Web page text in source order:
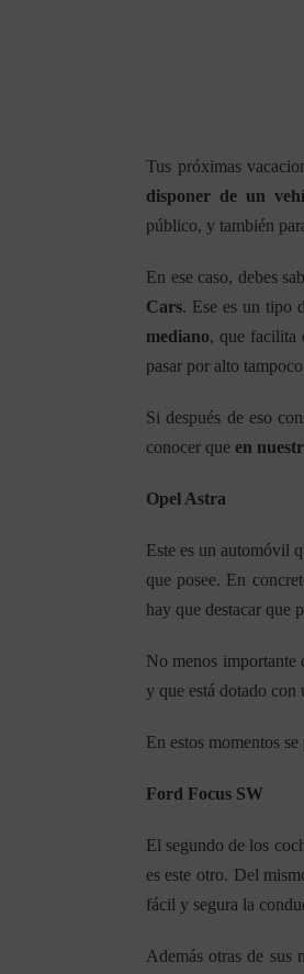
Tus próximas
disponer de un
público, y también
En ese caso, debes
Cars. Ese es un tipo
mediano, que facilita
pasar por alto
Si después de eso
conocer que en
Opel Astra
Este es un automóvil
que posee. En
hay que destacar que
No menos importante
y que está dotado con
En estos momentos
Ford Focus SW
El segundo de los
es este otro. Del
fácil y segura la
Además otras de sus